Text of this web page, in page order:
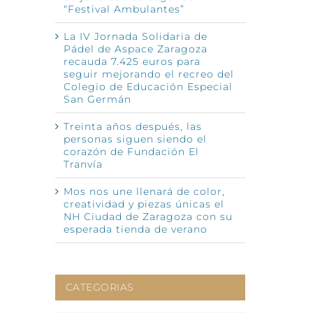
“Festival Ambulantes”
La IV Jornada Solidaria de
Pádel de Aspace Zaragoza
recauda 7.425 euros para
seguir mejorando el recreo del
Colegio de Educación Especial
San Germán
Treinta años después, las
personas siguen siendo el
corazón de Fundación El
Tranvía
Mos nos une llenará de color,
creatividad y piezas únicas el
NH Ciudad de Zaragoza con su
esperada tienda de verano
CATEGORIAS